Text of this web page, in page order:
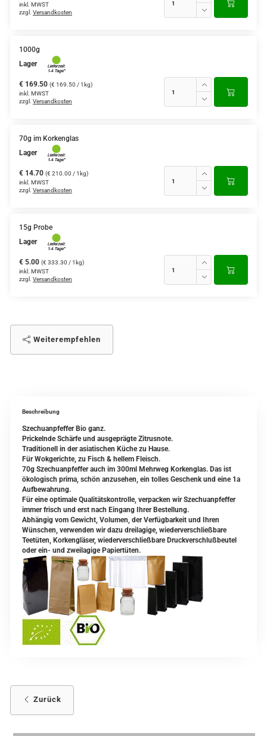
inkl. MWST
zzgl. Versandkosten
1000g
Lager
€ 169.50 (€ 169.50 / 1kg)
inkl. MWST
zzgl. Versandkosten
70g im Korkenglas
Lager
€ 14.70 (€ 210.00 / 1kg)
inkl. MWST
zzgl. Versandkosten
15g Probe
Lager
€ 5.00 (€ 333.30 / 1kg)
inkl. MWST
zzgl. Versandkosten
Weiterempfehlen
Beschreibung
Szechuanpfeffer Bio ganz.
Prickelnde Schärfe und ausgeprägte Zitrusnote.
Traditionell in der asiatischen Küche zu Hause.
Für Wokgerichte, zu Fisch & hellem Fleisch.
70g Szechuanpfeffer auch im 300ml Mehrweg Korkenglas. Das ist
ökologisch prima, schön anzusehen, ein tolles Geschenk und eine 1a
Aufbewahrung.
Für eine optimale Qualitätskontrolle, verpacken wir Szechuanpfeffer
immer frisch und erst nach Eingang Ihrer Bestellung.
Abhängig vom Gewicht, Volumen, der Verfügbarkeit und Ihren
Wünschen, verwenden wir dazu dreilagige, wiederverschließbare
Teetüten, Korkengläser, wiederverschließbare Druckverschlußbeutel
oder ein- und zweilagige Papiertüten.
Zurück